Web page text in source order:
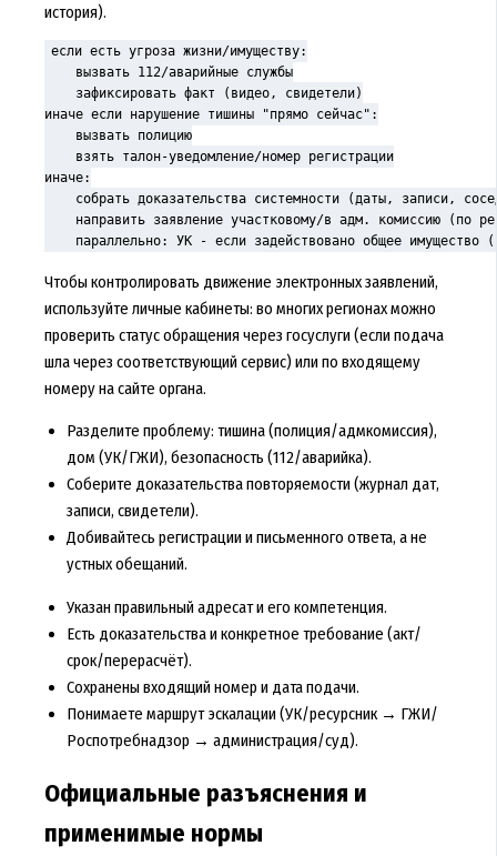
история).
если есть угроза жизни/имуществу:
    вызвать 112/аварийные службы
    зафиксировать факт (видео, свидетели)
иначе если нарушение тишины "прямо сейчас":
    вызвать полицию
    взять талон-уведомление/номер регистрации
иначе:
собрать доказательства системности (даты, записи,
направить заявление участковому/в адм. комиссию (по
параллельно: УК - если задействовано общее имущество
Чтобы контролировать движение электронных заявлений,
используйте личные кабинеты: во многих регионах можно
проверить статус обращения через госуслуги(если подача
шла через соответствующий сервис) или по входящему
номеру на сайте органа.
Разделите проблему: тишина (полиция/адмкомиссия),
дом (УК/ГЖИ), безопасность (112/аварийка).
Соберите доказательства повторяемости (журнал дат,
записи, свидетели).
Добивайтесь регистрации и письменного ответа, а не
устных обещаний.
Указан правильный адресат и его компетенция.
Есть доказательства и конкретное требование (акт/
срок/перерасчёт).
Сохранены входящий номер и дата подачи.
Понимаете маршрут эскалации (УК/ресурсник → ГЖИ/
Роспотребнадзор → администрация/суд).
Официальные разъяснения и
применимые нормы